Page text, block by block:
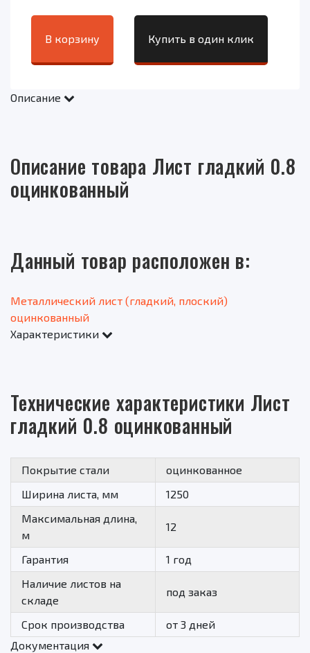
В корзину Купить в один клик
Описание
Описание товара Лист гладкий 0.8
оцинкованный
Данный товар расположен в:
Металлический лист (гладкий, плоский)
оцинкованный
Характеристики
Технические характеристики Лист
гладкий 0.8 оцинкованный
Покрытие стали
оцинкованное
Ширина листа, мм
1250
Максимальная длина,
м
12
Гарантия
1 год
Наличие листов на
складе
под заказ
Срок производства
от 3 дней
Документация